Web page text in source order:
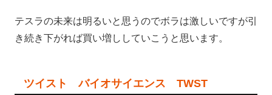
テスラの未来は明るいと思うのでボラは激しいですが引
き続き下がれば買い増ししていこうと思います。
ツイスト バイオサイエンス TWST